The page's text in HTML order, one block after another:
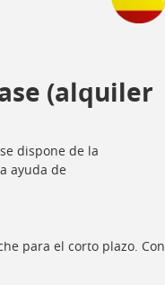
(alquiler
dispone de la
ayuda de
para el corto plazo. Con